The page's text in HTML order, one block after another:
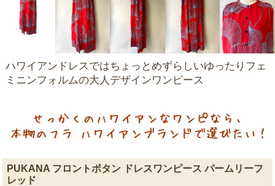
ハワイアンドレスではちょっとめずらしいゆったりフェ
ミニンフォルムの大人デザインワンピース
PUKANA フロントボタン ドレスワンピース パームリーフ
レッド